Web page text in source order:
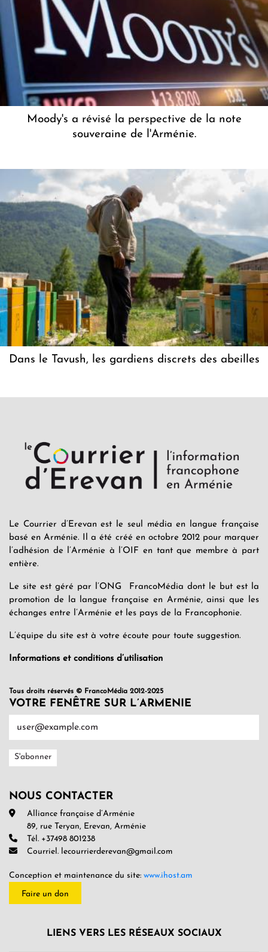
Moody's a révisé la perspective de la note
souveraine de l'Arménie.
Dans le Tavush, les gardiens discrets des abeilles
Le Courrier d’Erevan est le seul média en langue française
basé en Arménie. Il a été créé en octobre 2012 pour marquer
l’adhésion de l’Arménie à l’OIF en tant que membre à part
entière.
Le site est géré par l’ONG FrancoMédia dont le but est la
promotion de la langue française en Arménie, ainsi que les
échanges entre l’Arménie et les pays de la Francophonie.
L’équipe du site est à votre écoute pour toute suggestion.
Informations et conditions d’utilisation
Tous droits réservés © FrancoMédia 2012-2025
VOTRE FENÊTRE SUR L’ARMENIE
NOUS CONTACTER
Alliance française d’Arménie
89, rue Teryan, Erevan, Arménie
Tél. +37498 801238
Courriel. lecourrierderevan@gmail.com
Conception et maintenance du site: www.ihost.am
Faire un don
LIENS VERS LES RÉSEAUX SOCIAUX